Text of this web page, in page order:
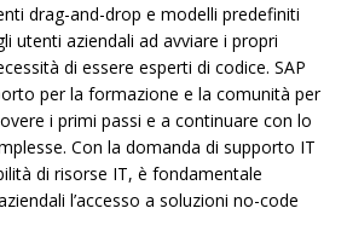
drag-and-drop e modelli predefiniti
utenti aziendali ad avviare i propri
di essere esperti di codice. SAP
per la formazione e la comunità per
i primi passi e a continuare con lo
Con la domanda di supporto IT
di risorse IT, è fondamentale
l’accesso a soluzioni no-code